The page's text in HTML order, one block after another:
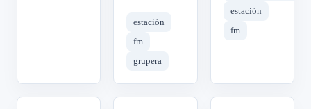
estación
fm
grupera
estación
fm